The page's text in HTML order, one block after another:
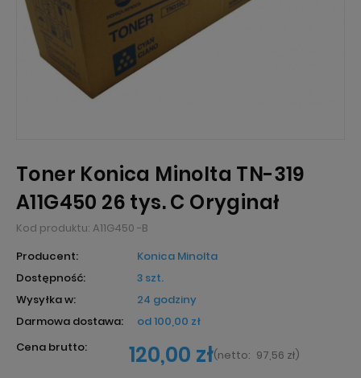
Toner Konica Minolta TN-319
A11G450 26 tys. C Oryginał
Kod produktu: A11G450 -B
Producent:
Konica Minolta
Dostępność:
3 szt.
Wysyłka w:
24 godziny
Darmowa dostawa:
od 100,00 zł
Cena brutto:
120,00 zł(netto: 97,56 zł)